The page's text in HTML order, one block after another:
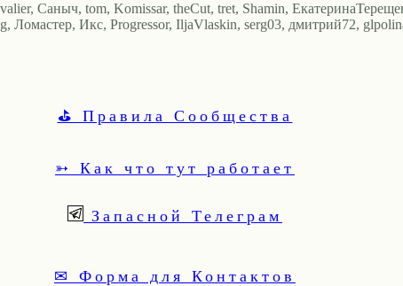
Саныч, tom, Komissar, theCut, tret, Shamin,
Ломастер, Икс, Progressor, IljaVlaskin, serg03, дмитрий72,
⛳ Правила Сообщества
➳ Как что тут работает
Запасной Телеграм
✉ Форма для Контактов